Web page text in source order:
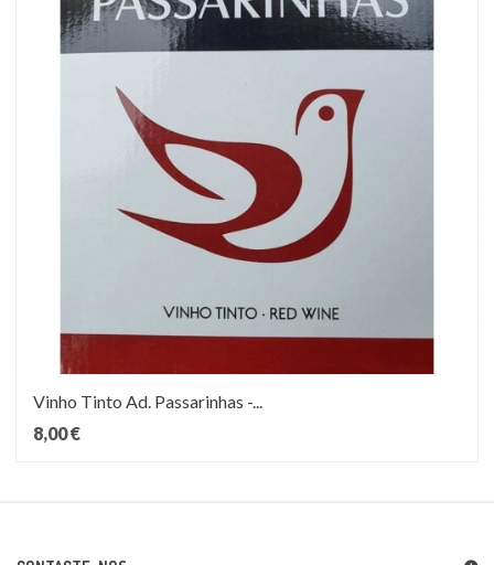
Vinho Tinto Ad. Passarinhas -...
8,00 €